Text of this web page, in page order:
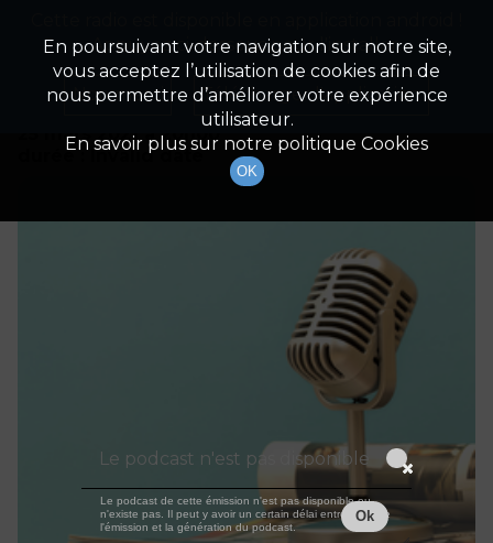
Détails De L'épisode
25 mars 2021
à 20h00
durée : Invalid date
En poursuivant votre navigation sur notre site,
vous acceptez l’utilisation de cookies afin de
nous permettre d’améliorer votre expérience
utilisateur.
En savoir plus sur notre politique Cookies
OK
Appuyez ci-dessous pour l'installer.
Non merci Télécharger l'application
Le podcast n'est pas disponible
Le podcast de cette émission n'est pas disponible ou
n'existe pas. Il peut y avoir un certain délai entre la fin de
l'émission et la génération du podcast.
Ok